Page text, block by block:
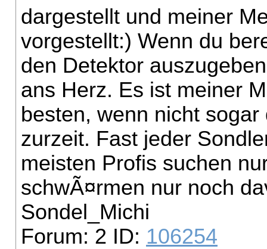
dargestellt und meiner
vorgestellt:) Wenn du
den Detektor
ans Herz. Es ist meiner
besten, wenn nicht
zurzeit. Fast jeder
meisten Profis suchen
schwÃ¤rmen nur noch
Sondel_Michi
Forum: 2 ID: 106254